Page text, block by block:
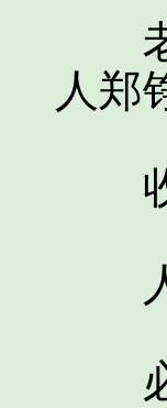
老
人郑
收
人
必